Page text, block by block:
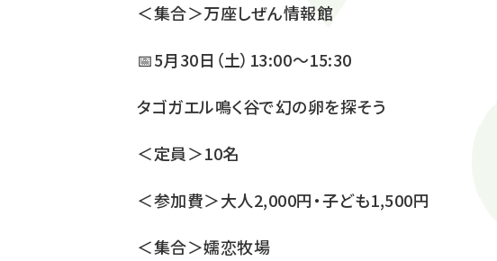
＜集合＞万座しぜん情報館
📅5月30日（土）13:00～15:30
タゴガエル鳴く谷で幻の卵を探そう
＜定員＞10名
＜参加費＞大人2,000円・子ども1,500円
＜集合＞嬬恋牧場